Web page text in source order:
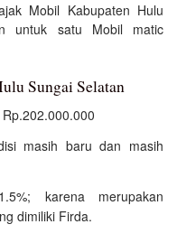
Mobil Kabupaten Hulu
untuk satu Mobil matic
Sungai Selatan
masih baru dan masih
karena merupakan
dimiliki Firda.